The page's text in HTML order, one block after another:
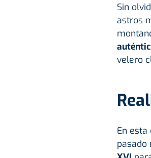
Sin
astros
velero
En
pasado